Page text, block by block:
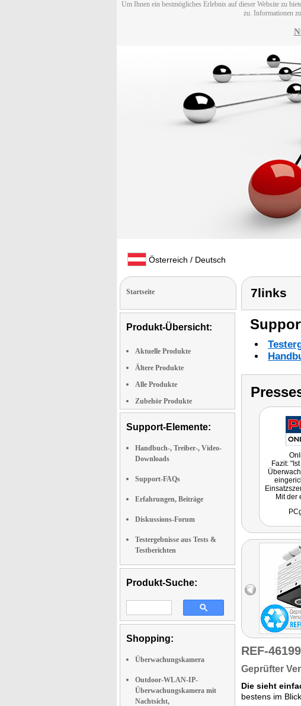
Um Ihnen ein bestmögliches Erlebnis auf dieser Website zu
zu. Informationen
Österreich / Deutsch
Startseite
Produkt-Übersicht:
Aktuelle Produkte
Ältere Produkte
Alle Produkte
Zubehör Produkte
Support-Elemente:
Handbuch-, Treiber-, Video-
Downloads
Support-FAQs
Erfahrungen, Beiträge
Diskussions-Forum
Testergebnisse aus Tests &
Testberichten
Produkt-Suche:
Shopping:
Überwachungskamera
Outdoor-WLAN-IP-
Überwachungskamera mit
Nachtsicht,
7links
Fazit:
Mit der
eine
REF-
Geprüfter
Die sieht
bestens im